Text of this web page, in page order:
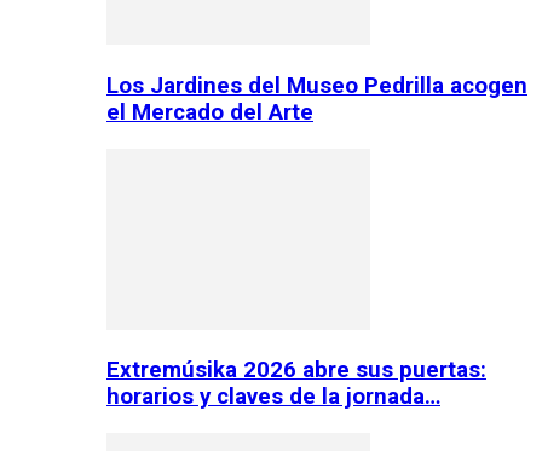
Los Jardines del Museo Pedrilla acogen
el Mercado del Arte
Extremúsika 2026 abre sus puertas:
horarios y claves de la jornada…